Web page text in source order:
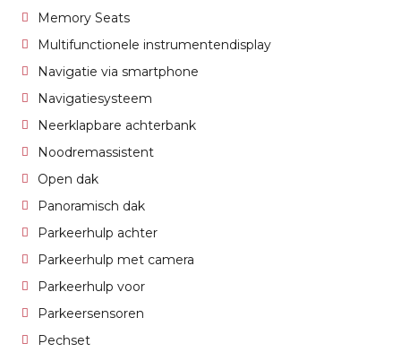
Memory Seats
Multifunctionele instrumentendisplay
Navigatie via smartphone
Navigatiesysteem
Neerklapbare achterbank
Noodremassistent
Open dak
Panoramisch dak
Parkeerhulp achter
Parkeerhulp met camera
Parkeerhulp voor
Parkeersensoren
Pechset